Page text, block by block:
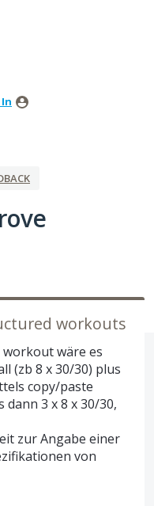
workouts
wäre es
(zb 8 x 30/30) plus
copy/paste
3 x 8 x 30/30,
zur Angabe einer
von